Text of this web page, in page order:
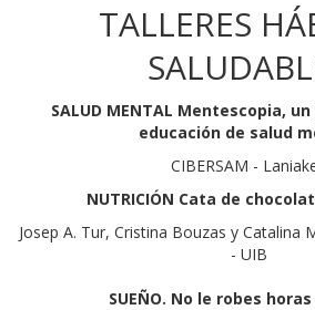
TALLERES
SALUD MENTAL Mentescopia,
educación de salud
CIBERSAM -
NUTRICIÓN Cata de
Josep A. Tur, Cristina Bouzas y Catalina
- UIB
SUEÑO. No le robes